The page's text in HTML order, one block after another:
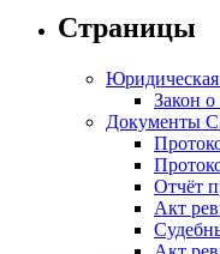
Страницы
Закон
Документы
Отчёт
Акт